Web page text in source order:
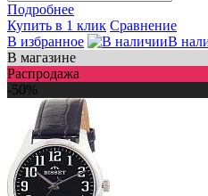
Подробнее
Купить в 1 клик Сравнение
В избранное
В
В магазине
Распродажа
-50%